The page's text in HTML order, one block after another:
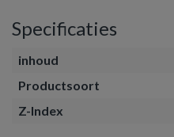
Specificaties
inhoud
Productsoort
Z-Index